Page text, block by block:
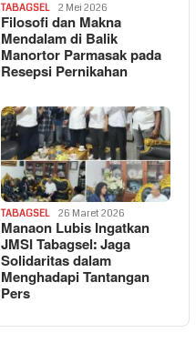
TABAGSEL 2 Mei 2026
Filosofi dan Makna
Mendalam di Balik
Manortor Parmasak pada
Resepsi Pernikahan
TABAGSEL 26 Maret 2026
Manaon Lubis Ingatkan
JMSI Tabagsel: Jaga
Solidaritas dalam
Menghadapi Tantangan
Pers